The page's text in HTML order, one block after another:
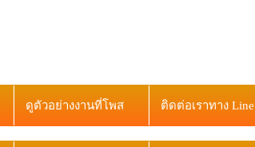
ดูตัวอย่างงานที่โพส ติดต่อเราทาง Line